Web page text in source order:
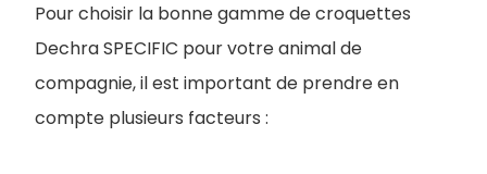
Pour choisir la bonne gamme de croquettes
Dechra SPECIFIC pour votre animal de
compagnie, il est important de prendre en
compte plusieurs facteurs :